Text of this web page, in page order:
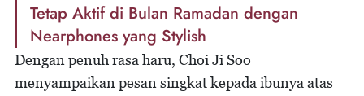
Tetap Aktif di Bulan Ramadan dengan
Nearphones yang Stylish
Dengan penuh rasa haru, Choi Ji Soo
menyampaikan pesan singkat kepada ibunya atas